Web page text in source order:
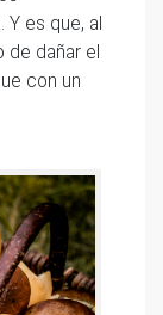
es que, al
dañar el
con un